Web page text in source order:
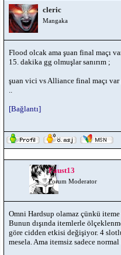
cleric
Mangaka
Flood olcak ama şuan final maçı
15. dakika gg olmuşlar sanırım ;
şuan vici vs Alliance final maçı
..
[Bağlantı]
Faust13
Forum Moderator
Omni Hardsup olamaz çünkü
Bunun dışında itemlerle
göre cidden etkisi değişiyor. 4
mesela. Ama itemsiz sadece